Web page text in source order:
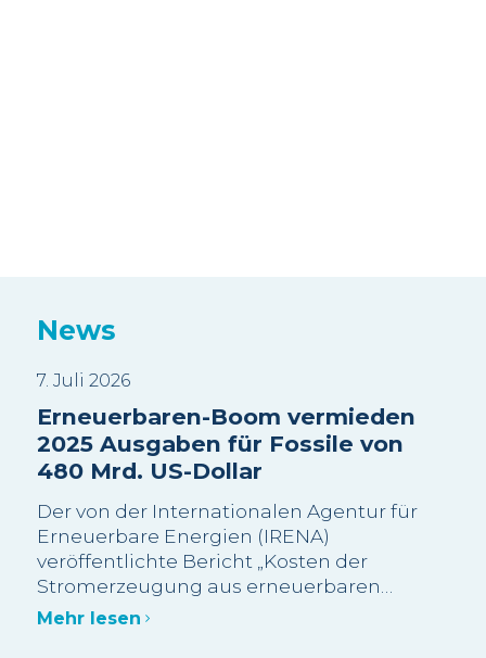
News
7. Juli 2026
Erneuerbaren-Boom vermieden
2025 Ausgaben für Fossile von
480 Mrd. US-Dollar
Der von der Internationalen Agentur für
Erneuerbare Energien (IRENA)
veröffentlichte Bericht „Kosten der
Stromerzeugung aus erneuerbaren
Energien im Jahr 2025“ schätzt, dass mehr
Mehr lesen